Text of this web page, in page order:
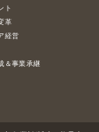
ト
革
経営
＆事業承継